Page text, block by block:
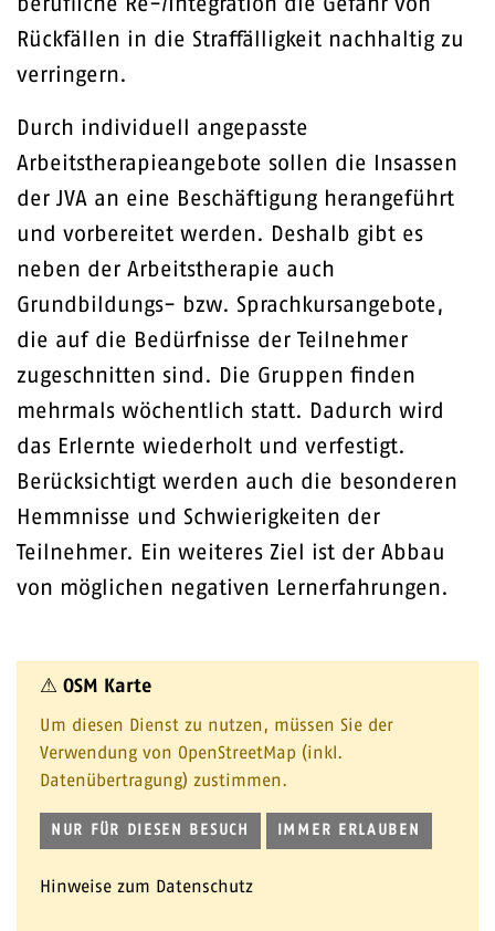
berufliche Re-/Integration die Gefahr von
Rückfällen in die Straffälligkeit nachhaltig zu
verringern.
Durch individuell angepasste
Arbeitstherapieangebote sollen die Insassen
der JVA an eine Beschäftigung herangeführt
und vorbereitet werden. Deshalb gibt es
neben der Arbeitstherapie auch
Grundbildungs- bzw. Sprachkursangebote,
die auf die Bedürfnisse der Teilnehmer
zugeschnitten sind. Die Gruppen finden
mehrmals wöchentlich statt. Dadurch wird
das Erlernte wiederholt und verfestigt.
Berücksichtigt werden auch die besonderen
Hemmnisse und Schwierigkeiten der
Teilnehmer. Ein weiteres Ziel ist der Abbau
von möglichen negativen Lernerfahrungen.
⚠ OSM Karte
Um diesen Dienst zu nutzen, müssen Sie der
Verwendung von OpenStreetMap (inkl.
Datenübertragung) zustimmen.
NUR FÜR DIESEN BESUCH IMMER ERLAUBEN
Hinweise zum Datenschutz